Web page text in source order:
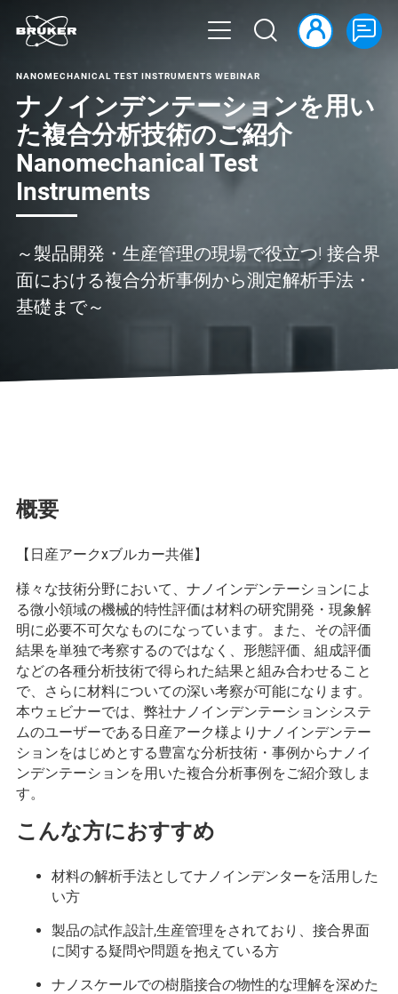
NANOMECHANICAL TEST INSTRUMENTS WEBINAR
ナノインデンテーションを用い
た複合分析技術のご紹介
Nanomechanical Test
Instruments
～製品開発・生産管理の現場で役立つ! 接合界
面における複合分析事例から測定解析手法・
基礎まで～
概要
【日産アークxブルカー共催】
様々な技術分野において、ナノインデンテーションによ
る微小領域の機械的特性評価は材料の研究開発・現象解
明に必要不可欠なものになっています。また、その評価
結果を単独で考察するのではなく、形態評価、組成評価
などの各種分析技術で得られた結果と組み合わせること
で、さらに材料についての深い考察が可能になります。
本ウェビナーでは、弊社ナノインデンテーションシステ
ムのユーザーである日産アーク様よりナノインデンテー
ションをはじめとする豊富な分析技術・事例からナノイ
ンデンテーションを用いた複合分析事例をご紹介致しま
す。
こんな方におすすめ
材料の解析手法としてナノインデンターを活用した
い方
製品の試作,設計,生産管理をされており、接合界面
に関する疑問や問題を抱えている方
ナノスケールでの樹脂接合の物性的な理解を深めた